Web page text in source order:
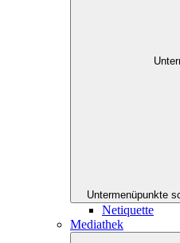
Untermenüpunkte
Netiquette
Mediathek